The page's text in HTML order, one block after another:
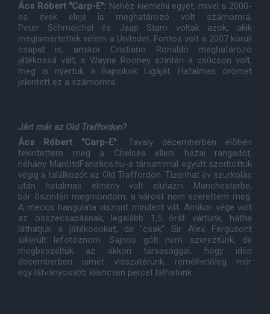
Ács Róbert "Carp-E": Nehéz kiemelni egyet, mivel a 2000-
es évek eleje is meghatározó volt számomra.
Peter Schmeichel és Jaap Stam voltak azok, akik
megismertették velem a Unitedet. Fontos volt a 2007 körüli
csapat is, amikor Cristiano Ronaldo meghatározó
játékossá vált, s Wayne Rooney szintén a csúcson volt,
meg is nyertük a Bajnokok Ligáját. Hatalmas örömet
jelentett ez a számomra.
Járt már az Old Traffordon?
Ács Róbert "Carp-E": Tavaly decemberben élõben
tekintettem meg a Chelsea elleni hazai rangadót,
néhány ManUtdFanatics.hu-s társammal együtt szorítottuk
végig a találkozót az Old Traffordon. Tizenhat év szurkolás
után hatalmas élmény volt elutazni Manchesterbe,
bár õszintén megmondom, a várost nem szerettem meg.
A meccs hangulata viszont mindent vitt. Amikor vége volt
az összecsapásnak, legalább 1,5 órát vártunk, hátha
láthatjuk a játékosokat, de "csak" Sir Alex Fergusont
sikerült lefotóznom. Sajnos gólt nem szereztünk, de
megbeszéltük az akkori társasággal, hogy idén
decemberben ismét visszatérünk, remélhetõleg már
egy látványosabb kilencven percet láthatunk.